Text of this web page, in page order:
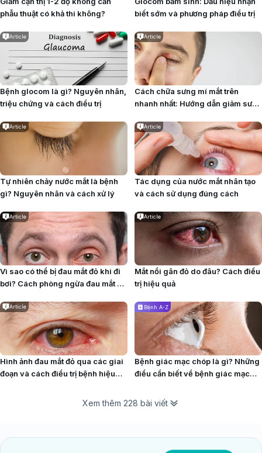
phẫu thuật có khả thi không?
biết sớm và phương pháp điều trị
Article
Bệnh glocom là gì? Nguyên nhân,
triệu chứng và cách điều trị
Article
Cách chữa sưng mí mắt trên
nhanh nhất: Hướng dẫn giảm sưng
Article
Tự nhiên chảy nước mắt là bệnh
gì? Nguyên nhân và cách xử lý
Article
Tác dụng của nước mắt nhân tạo
và cách sử dụng đúng cách
Article
Vì sao có thể bị đau mắt đỏ khi đi
bơi? Cách phòng ngừa đau mắt đỏ
Article
Mắt nổi gân đỏ do đâu? Cách điều
trị hiệu quả
Article
Hình ảnh đau mắt đỏ qua các giai
đoạn và cách điều trị bệnh hiệu
Bệnh A-Z
Bệnh giác mạc chóp là gì? Những
điều cần biết về bệnh giác mạc
Xem thêm 228 bài viết